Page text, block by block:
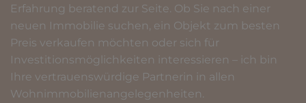
Erfahrung beratend zur Seite. Ob Sie nach einer
neuen Immobilie suchen, ein Objekt zum besten
Preis verkaufen möchten oder sich für
Investitionsmöglichkeiten interessieren – ich bin
Ihre vertrauenswürdige Partnerin in allen
Wohnimmobilienangelegenheiten.